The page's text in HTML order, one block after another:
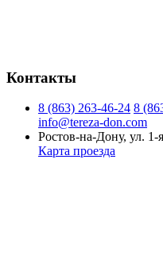
Контакты
8 (863) 263-46-24 8
info@tereza-don.com
Ростов-на-Дону, ул.
Карта проезда